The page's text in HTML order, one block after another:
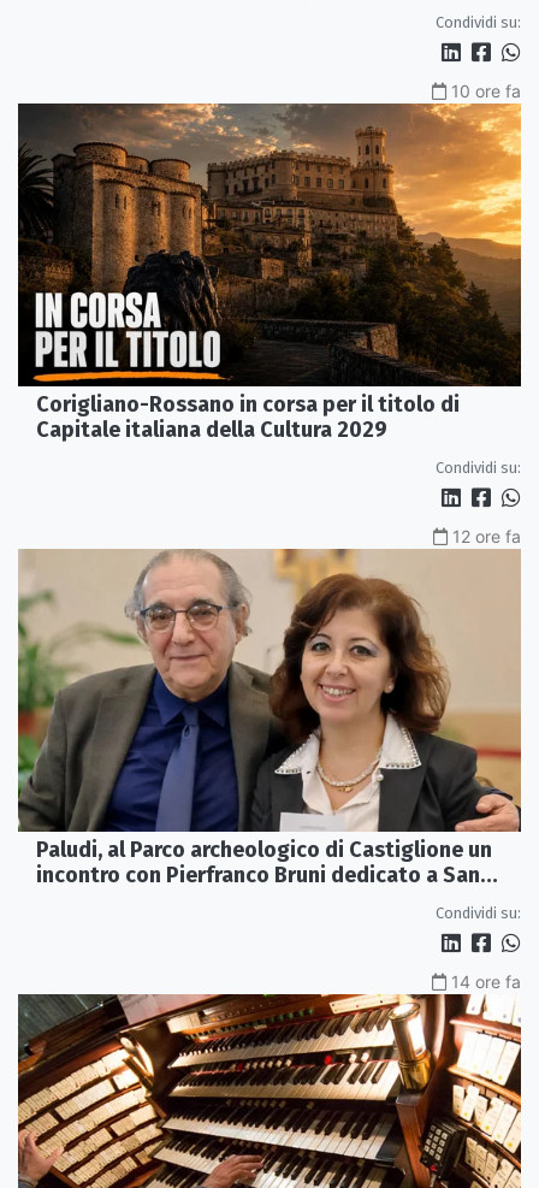
Condividi su:
10 ore fa
Corigliano-Rossano in corsa per il titolo di
Capitale italiana della Cultura 2029
Condividi su:
12 ore fa
Paludi, al Parco archeologico di Castiglione un
incontro con Pierfranco Bruni dedicato a San
Condividi su:
14 ore fa